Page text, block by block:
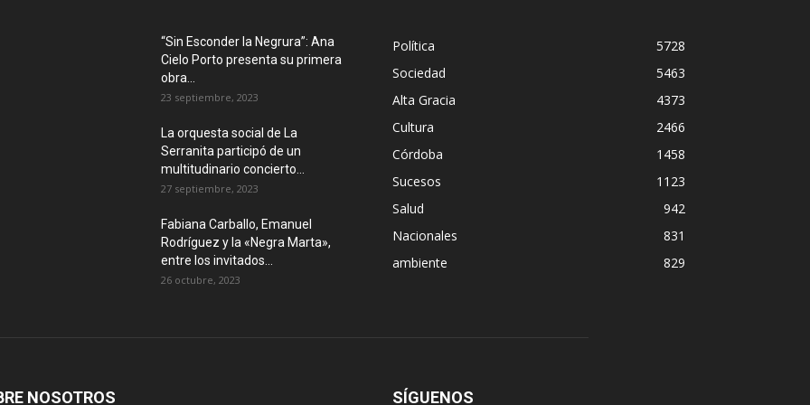
“Sin Esconder la Negrura”: Ana
Cielo Porto presenta su primera
obra...
23 septiembre, 2023
La orquesta social de La
Serranita participó de un
multitudinario concierto...
27 septiembre, 2023
Fabiana Carballo, Emanuel
Rodríguez y la «Negra Marta»,
entre los invitados...
26 octubre, 2023
Política
5728
Sociedad
5463
Alta Gracia
4373
Cultura
2466
Córdoba
1458
Sucesos
1123
Salud
942
Nacionales
831
ambiente
829
NOSOTROS SÍGUENOS